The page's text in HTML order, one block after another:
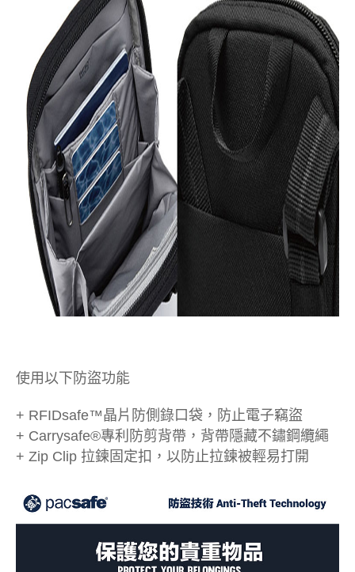
使用以下防盜功能
+ RFIDsafe™晶片防側錄口袋，防止電子竊盜
+ Carrysafe®專利防剪背帶，背帶隱藏不鏽鋼纜繩
+ Zip Clip 拉鍊固定扣，以防止拉鍊被輕易打開